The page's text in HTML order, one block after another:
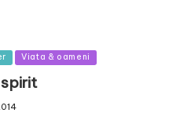
Viata & oameni
spirit